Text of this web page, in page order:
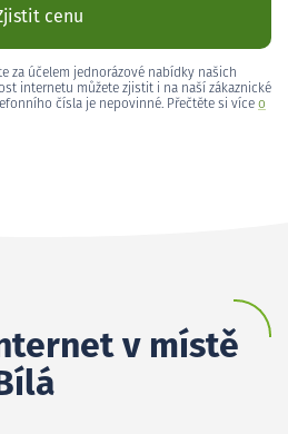
cenu
za účelem jednorázové nabídky našich
internetu můžete zjistit i na naší zákaznické
čísla je nepovinné. Přečtěte si více o
v místě
Bílá